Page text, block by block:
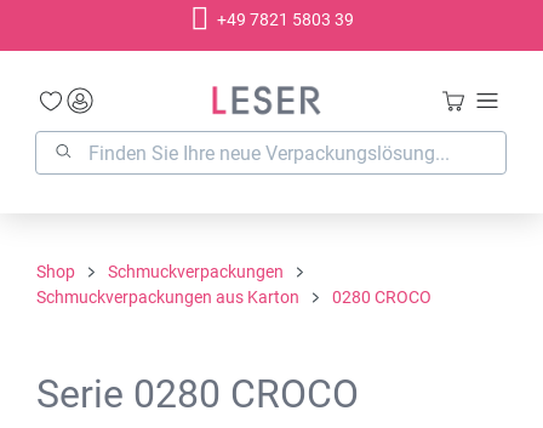
+49 7821 5803 39
Shop
Schmuckverpackungen
Schmuckverpackungen aus Karton
0280 CROCO
Serie 0280 CROCO